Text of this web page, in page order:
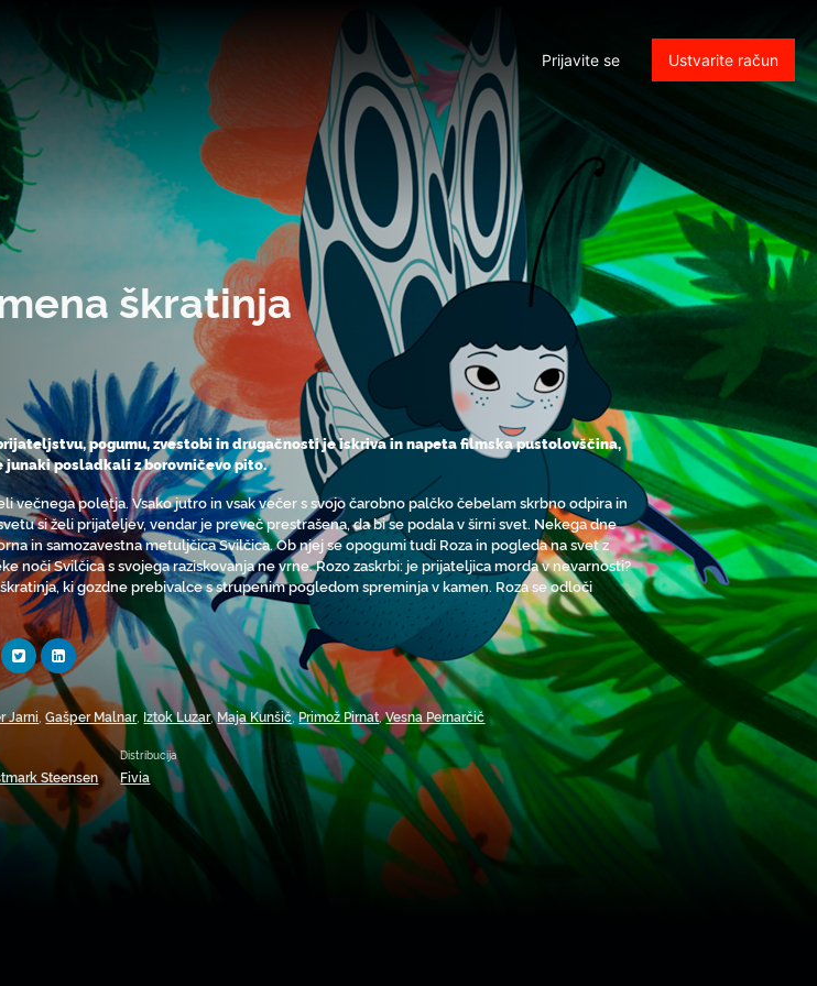
Prijavite se Ustvarite račun
škratinja
pogumu, zvestobi in drugačnosti je iskriva in napeta filmska pustolovščina,
junaki posladkali z borovničevo pito.
večnega poletja. Vsako jutro in vsak večer s svojo čarobno palčko čebelam skrbno odpira in
si želi prijateljev, vendar je preveč prestrašena, da bi se podala v širni svet. Nekega dne
in samozavestna metuljčica Svilčica. Ob njej se opogumi tudi Roza in pogleda na svet z
noči Svilčica s svojega raziskovanja ne vrne. Rozo zaskrbi: je prijateljica morda v nevarnosti?
ki gozdne prebivalce s strupenim pogledom spreminja v kamen. Roza se odloči
Jarni ,Gašper Malnar, Iztok Luzar,Maja Kunšič,Primož Pirnat,Vesna Pernarčič
Steensen
Distribucija
Fivia